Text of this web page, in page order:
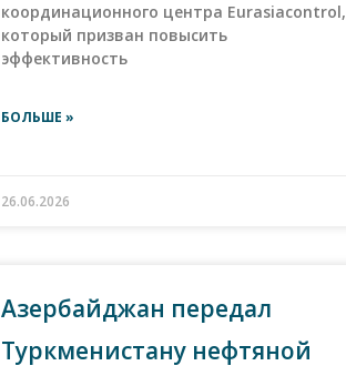
координационного центра Eurasiacontrol,
который призван повысить
эффективность
БОЛЬШЕ »
26.06.2026
Азербайджан передал
Туркменистану нефтяной